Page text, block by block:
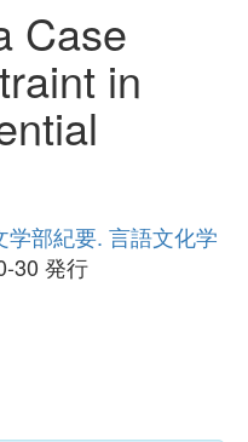
Case
in
部紀要. 言語文化学
30 発行